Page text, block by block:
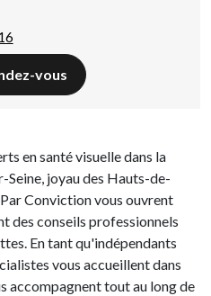
vous
en santé visuelle dans la
joyau des Hauts-de-
Conviction vous ouvrent
des conseils professionnels
En tant qu'indépendants
vous accueillent dans
accompagnent tout au long de